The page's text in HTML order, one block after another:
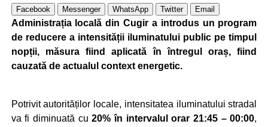
Facebook Messenger WhatsApp Twitter Email
Administrația locală din Cugir a introdus un program
de reducere a intensității iluminatului public pe timpul
nopții, măsura fiind aplicată în întregul oraș, fiind
cauzată de actualul context energetic.
Potrivit autorităților locale, intensitatea iluminatului stradal
va fi diminuată cu20% în intervalul orar 21:45 – 00:00,